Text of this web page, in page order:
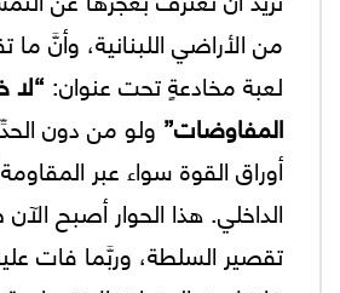
من الأراضي اللبنانية، وأنَّ
لعبة مخادعةٍ تحت عنوان: “لا
المفاوضات” ولو من دون
أوراق القوة سواء عبر المقاومة
الداخلي. هذا الحوار أصبح
تقصير السلطة، وربَّما فات